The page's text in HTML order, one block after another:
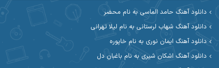
آرین مریدی
آوات بوکانی آوات یگانه
آیت احمدنژاد
دانلود آهنگ حامد الماسی به نام محضر
دانلود آهنگ شهاب لرستانی به نام لیلا تهرانی
دانلود آهنگ ایمان نوری به نام خاپوره
دانلود آهنگ اشکان شیری به نام باغبان دل